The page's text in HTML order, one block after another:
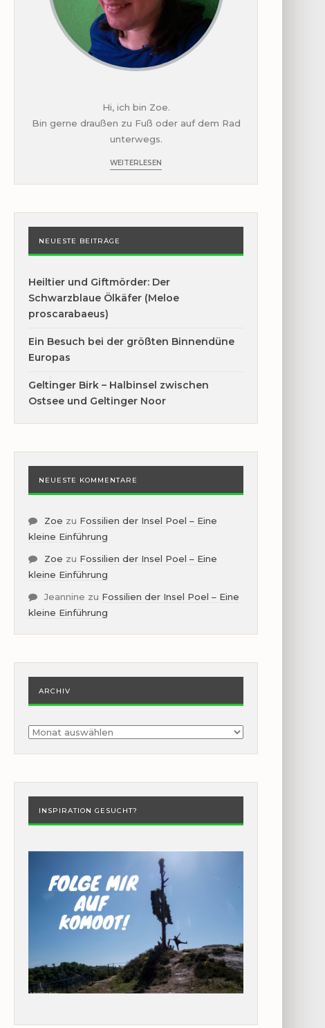
Hi, ich bin Zoe.
Bin gerne draußen zu Fuß oder auf dem Rad
unterwegs.
WEITERLESEN
NEUESTE BEITRÄGE
Heiltier und Giftmörder: Der
Schwarzblaue Ölkäfer (Meloe
proscarabaeus)
Ein Besuch bei der größten Binnendüne
Europas
Geltinger Birk – Halbinsel zwischen
Ostsee und Geltinger Noor
NEUESTE KOMMENTARE
Zoe zu Fossilien der Insel Poel – Eine
kleine Einführung
Zoe zu Fossilien der Insel Poel – Eine
kleine Einführung
Jeannine zu Fossilien der Insel Poel – Eine
kleine Einführung
ARCHIV
Archiv
INSPIRATION GESUCHT?